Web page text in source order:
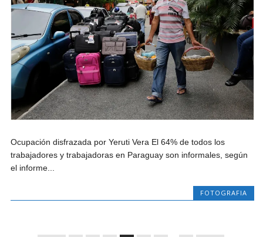
Ocupación disfrazada por Yeruti Vera El 64% de todos los
trabajadores y trabajadoras en Paraguay son informales, según
el informe...
FOTOGRAFIA